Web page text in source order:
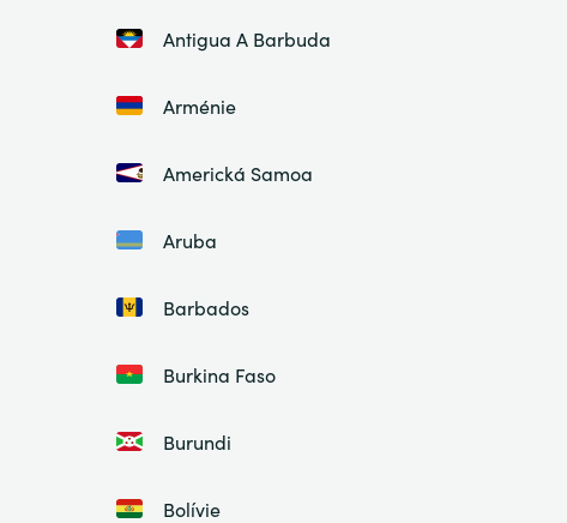
Antigua A Barbuda
Arménie
Americká Samoa
Aruba
Barbados
Burkina Faso
Burundi
Bolívie